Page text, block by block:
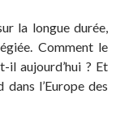
la longue durée,
Comment le
il aujourd’hui ? Et
l’Europe des